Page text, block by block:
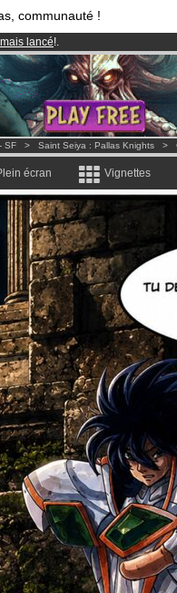
communauté !
lancé!.
& Mangas!
3.95 eurospar mois !Clique ici
SF > Saint Seiya : Pallas Knights >
écran Vignettes